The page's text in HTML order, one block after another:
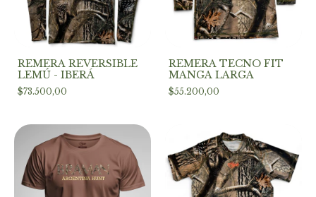
REMERA REVERSIBLE
LEMÚ - IBERÁ
$73.500,00
REMERA TECNO FIT
MANGA LARGA
$55.200,00